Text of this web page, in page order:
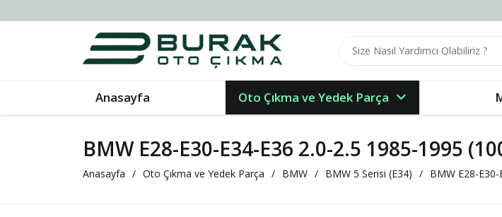
Anasayfa Oto Çıkma ve Yedek Parça
BMW E28-E30-E34-E36 2.0-2.5 1985-1995
Anasayfa Oto Çıkma ve Yedek Parça BMW BMW 5 Serisi (E34) BMW E28-